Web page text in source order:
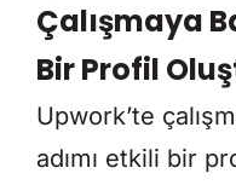
Çalışmaya
Bir Profil
Upwork’te
adımı etkili bir